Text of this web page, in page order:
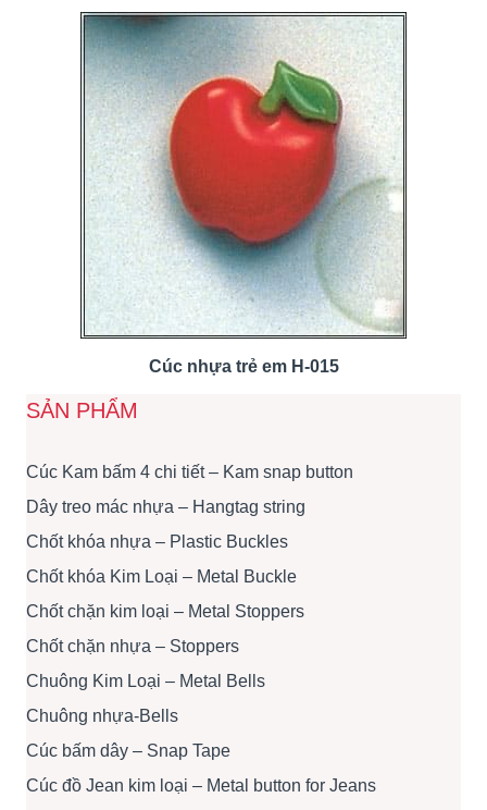
Cúc nhựa trẻ em H-015
SẢN PHẨM
Cúc Kam bấm 4 chi tiết – Kam snap button
Dây treo mác nhựa – Hangtag string
Chốt khóa nhựa – Plastic Buckles
Chốt khóa Kim Loại – Metal Buckle
Chốt chặn kim loại – Metal Stoppers
Chốt chặn nhựa – Stoppers
Chuông Kim Loại – Metal Bells
Chuông nhựa-Bells
Cúc bấm dây – Snap Tape
Cúc đồ Jean kim loại – Metal button for Jeans